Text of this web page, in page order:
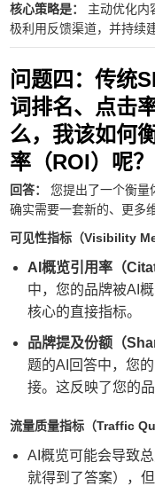
核心策略是：
主动优化内
极利用反馈渠道，并持续
问题四：传统
词排名、点击
么，我该如何
率（ROI）呢？
回答：
您提出了一个衡量
确实需要一套新的、更多
可见性指标（Visibility
AI概览引用率（
中，您的品牌被AI
核心的直接指标。
品牌提及份额（
题的AI回答中，您
接。这反映了您的品
流量质量指标（Traffic
AI概览可能会导致
就得到了答案），